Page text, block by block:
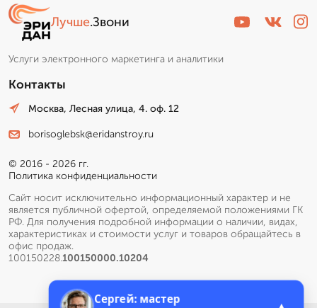
Лучше.Звони
Услуги электронного маркетинга и аналитики
Контакты
Москва, Лесная улица, 4. оф. 12
borisoglebsk@eridanstroy.ru
© 2016 - 2026 гг.
Политика конфиденциальности
Сайт носит исключительно информационный характер и не
является публичной офертой, определяемой положениями ГК
РФ. Для получения подробной информации о наличии, видах,
характеристиках и стоимости услуг и товаров обращайтесь в
офис продаж.
100150228.100150000.10204
Сергей: мастер